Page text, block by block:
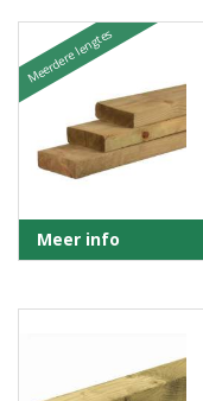
Meerdere lengtes
Meer info